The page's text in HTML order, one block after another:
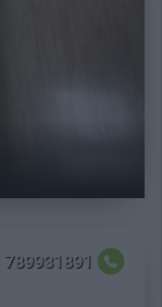
789931891